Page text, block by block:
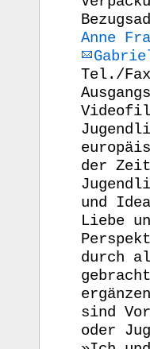
Anne
Tel./
der
und
Liebe
durch
sind
oder